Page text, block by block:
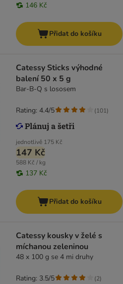
146 Kč
Přidat do košíku
Catessy Sticks výhodné
balení 50 x 5 g
Bar-B-Q s lososem
jednotlivě 175 Kč
147 Kč
588 Kč / kg
137 Kč
Rating: 4.4/5 (101)
Přidat do košíku
Catessy kousky v želé s
míchanou zeleninou
48 x 100 g se 4 mi druhy
Rating: 3.5/5 (2)